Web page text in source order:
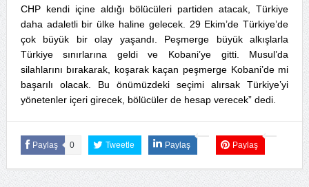
CHP kendi içine aldığı bölücüleri partiden atacak, Türkiye
daha adaletli bir ülke haline gelecek. 29 Ekim’de Türkiye’de
çok büyük bir olay yaşandı. Peşmerge büyük alkışlarla
Türkiye sınırlarına geldi ve Kobani’ye gitti. Musul’da
silahlarını bırakarak, koşarak kaçan peşmerge Kobani’de mi
başarılı olacak. Bu önümüzdeki seçimi alırsak Türkiye’yi
yönetenler içeri girecek, bölücüler de hesap verecek” dedi.
Paylaş 0 Tweetle Paylaş Paylaş